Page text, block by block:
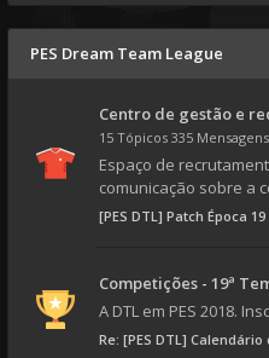
PES Dream Team League
Centro de gestão e
15 Tópicos 335 Mensagens
Espaço de
comunicação sobre a
[PES DTL] Patch Época 19
Competições - 19ª
A DTL em PES 2018.
Re: [PES DTL] Calendário